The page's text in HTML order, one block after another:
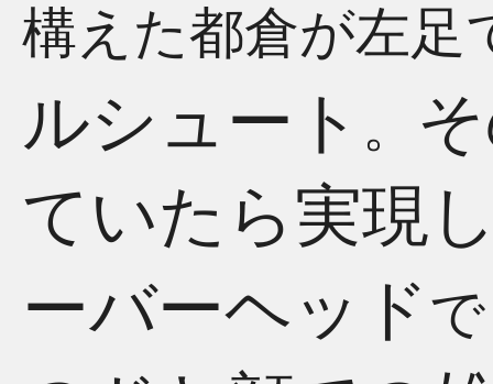
構えた都倉が左足
ルシュート 。
ていたら実現
ーバーヘッド